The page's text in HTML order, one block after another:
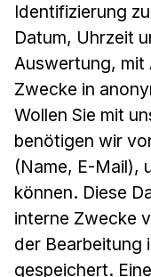
Identifizierung
Datum, Uhrzeit
Auswertung, mit
Zwecke in
Wollen Sie mit
benötigen wir
(Name, E-Mail),
können. Diese
interne Zwecke
der Bearbeitung
gespeichert.